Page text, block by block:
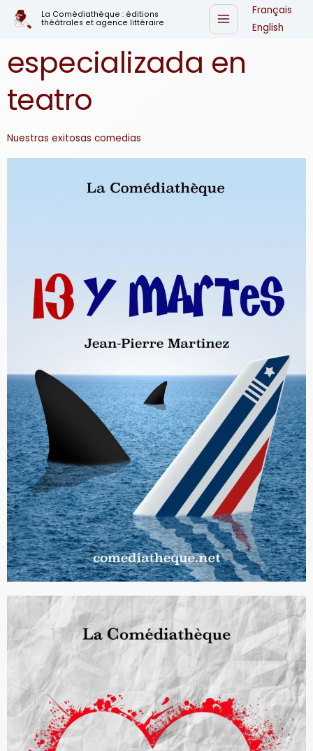
La Comédiathèque : éditions
théâtrales et agence littéraire
Français
English
Editorial
especializada en
teatro
Nuestras exitosas comedias